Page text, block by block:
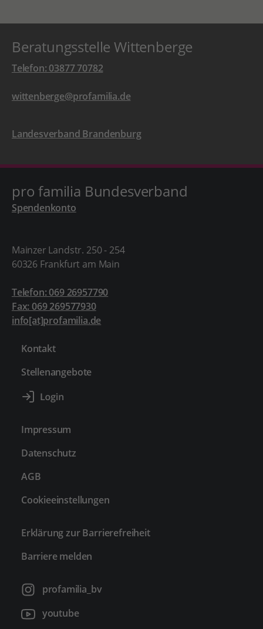
Beratungsstelle Wittenberge
Telefon: 03877 70782
wittenberge@profamilia.de
Landesverband Brandenburg
pro familia Bundesverband
Spendenkonto
Mainzer Landstr. 250 - 254
60326 Frankfurt am Main
Telefon: 069 26957790
Fax: 069 269577930
info[at]profamilia.de
Kontakt
Stellenangebote
Impressum
Datenschutz
AGB
Cookieeinstellungen
Erklärung zur Barrierefreiheit
Barriere melden
profamilia_bv
youtube